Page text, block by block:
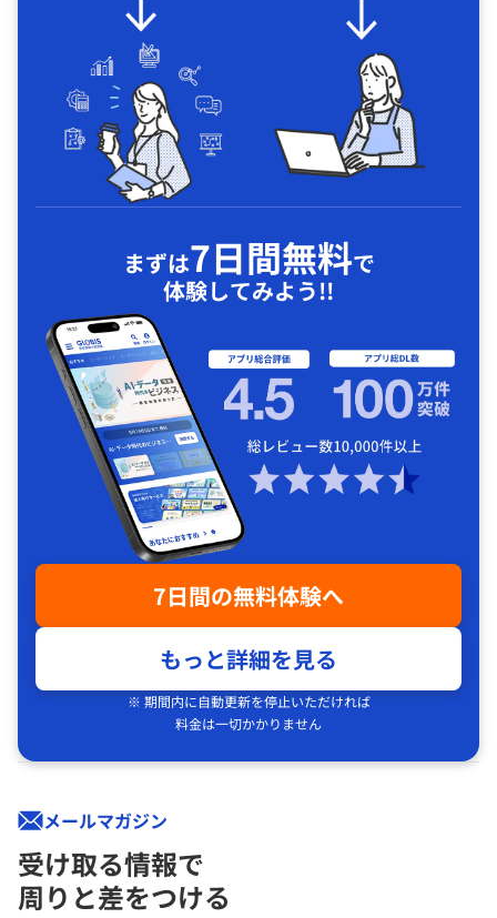
まずは7日間無料で
体験してみよう!!
7日間の無料体験へ
もっと詳細を見る
※ 期間内に自動更新を停止いただければ
料金は一切かかりません
メールマガジン
受け取る情報で
周りと差をつける